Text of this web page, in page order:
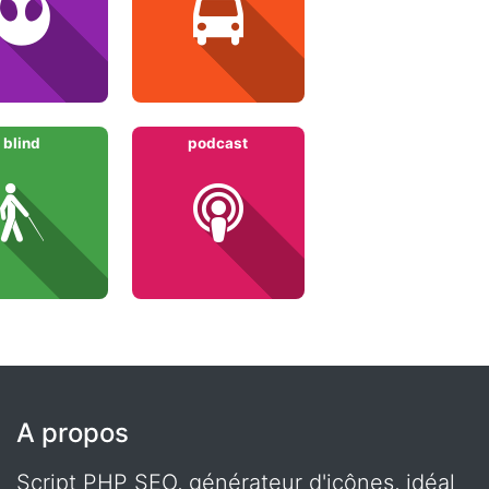
blind podcast
A propos
Script PHP SEO, générateur d'icônes, idéal